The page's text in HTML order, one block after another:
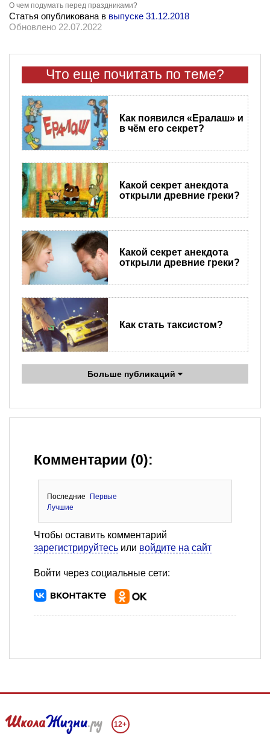
О чем подумать перед праздниками?
Статья опубликована в выпуске 31.12.2018
Обновлено 22.07.2022
Что еще почитать по теме?
Как появился «Ералаш» и
в чём его секрет?
Какой секрет анекдота
открыли древние греки?
Какой секрет анекдота
открыли древние греки?
Как стать таксистом?
Больше публикаций
Комментарии (0):
Последние
Первые
Лучшие
Чтобы оставить комментарий
зарегистрируйтесь или войдите на сайт
Войти через социальные сети:
12+